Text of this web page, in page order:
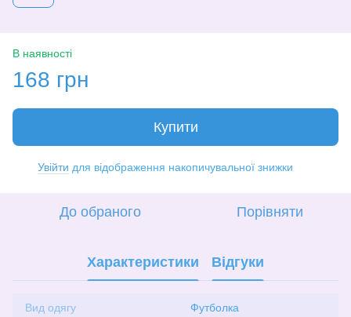
В наявності
168 грн
Купити
Увійти для відображення накопичувальної знижки
До обраного Порівняти
Характеристики Відгуки
Вид одягу Футболка